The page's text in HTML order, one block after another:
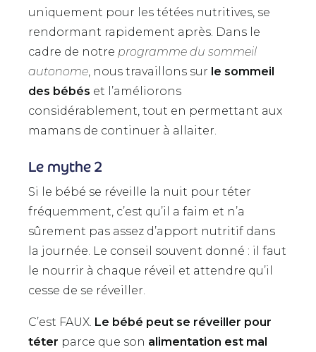
uniquement pour les tétées nutritives, se
rendormant rapidement après. Dans le
cadre de notre programme du sommeil
autonome , nous travaillons sur le sommeil
des bébés et l’améliorons
considérablement, tout en permettant aux
mamans de continuer à allaiter.
Le mythe 2
Si le bébé se réveille la nuit pour téter
fréquemment, c’est qu’il a faim et n’a
sûrement pas assez d’apport nutritif dans
la journée. Le conseil souvent donné : il faut
le nourrir à chaque réveil et attendre qu’il
cesse de se réveiller.
C’est FAUX. Le bébé peut se réveiller pour
téter parce que son alimentation est mal